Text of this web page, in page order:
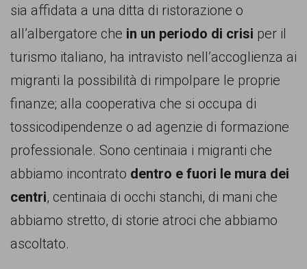
tutti.
sia affidata a una ditta di ristorazione o
all’albergatore che in un periodo di crisi per il
turismo italiano, ha intravisto nell’accoglienza ai
migranti la possibilità di rimpolpare le proprie
finanze; alla cooperativa che si occupa di
tossicodipendenze o ad agenzie di formazione
professionale. Sono centinaia i migranti che
abbiamo incontrato dentro e fuori le mura dei
centri, centinaia di occhi stanchi, di mani che
abbiamo stretto, di storie atroci che abbiamo
ascoltato.